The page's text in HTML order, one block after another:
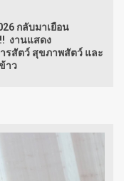
กลับมาเยือน
!! งานแสดง
รสัตว์ สุขภาพสัตว์ และ
าว